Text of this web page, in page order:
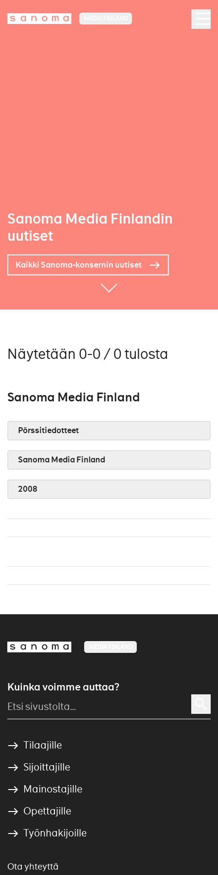
Sanoma Media Finlandin
uutiset
Kaikki Sanoma-konsernin uutiset
Näytetään 0-0 / 0 tulosta
Sanoma Media Finland
Pörssitiedotteet
Sanoma Media Finland
2008
Kuinka voimme auttaa?
Tilaajille
Sijoittajille
Mainostajille
Opettajille
Työnhakijoille
Ota yhteyttä